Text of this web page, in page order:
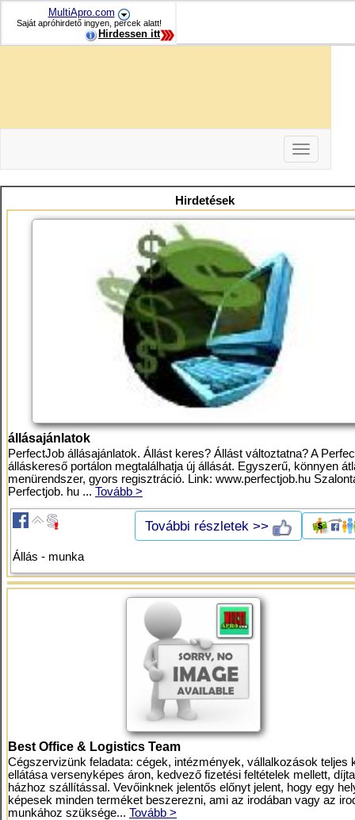
MultiApro.com
Saját apróhirdető ingyen, percek alatt!
Hirdessen itt
Toggle
navigation
-
-
Hirdetések
állásajánlatok
PerfectJob állásajánlatok. Állást keres? Állást változtatna? A
álláskereső portálon megtalálhatja új állását. Egyszerű, könnyen
menürendszer, gyors regisztráció. Link: www.perfectjob.hu
Perfectjob. hu ... Tovább >
További részletek >>
Állás - munka
Best Office & Logistics Team
Cégszervizünk feladata: cégek, intézmények, vállalkozások teljes
ellátása versenyképes áron, kedvező fizetési feltételek mellett,
házhoz szállítással. Vevőinknek jelentős előnyt jelent, hogy egy
képesek minden terméket beszerezni, ami az irodában vagy az
munkához szüksége... Tovább >